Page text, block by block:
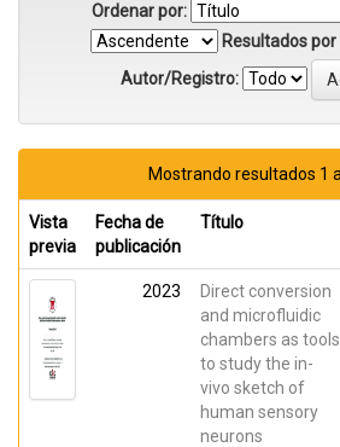
Ordenar por:
Resultados
Autor/Registro:
Mostrando resultados 1
Vista
previa
Fecha de
publicación
Título
2023
Direct conversion
and microfluidic
chambers as tools
to study the in-
vivo sketch of
human sensory
neurons